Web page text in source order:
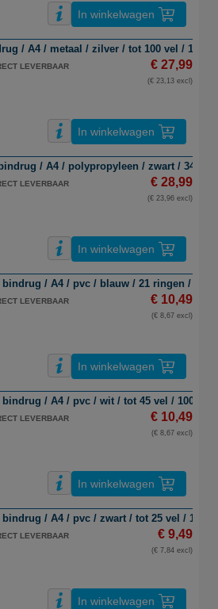
In winkelwagen
/ A4 / metaal / zilver / tot 100 vel / 100
LEVERBAAR € 27,99
(€ 23,13 excl)
In winkelwagen
/ A4 / polypropyleen / zwart / 34
LEVERBAAR € 28,99
(€ 23,96 excl)
In winkelwagen
bindrug / A4 / pvc / blauw / 21 ringen / 45
LEVERBAAR € 10,49
(€ 8,67 excl)
In winkelwagen
bindrug / A4 / pvc / wit / tot 45 vel / 100
LEVERBAAR € 10,49
(€ 8,67 excl)
In winkelwagen
bindrug / A4 / pvc / zwart / tot 25 vel / 100
LEVERBAAR € 9,49
(€ 7,84 excl)
In winkelwagen